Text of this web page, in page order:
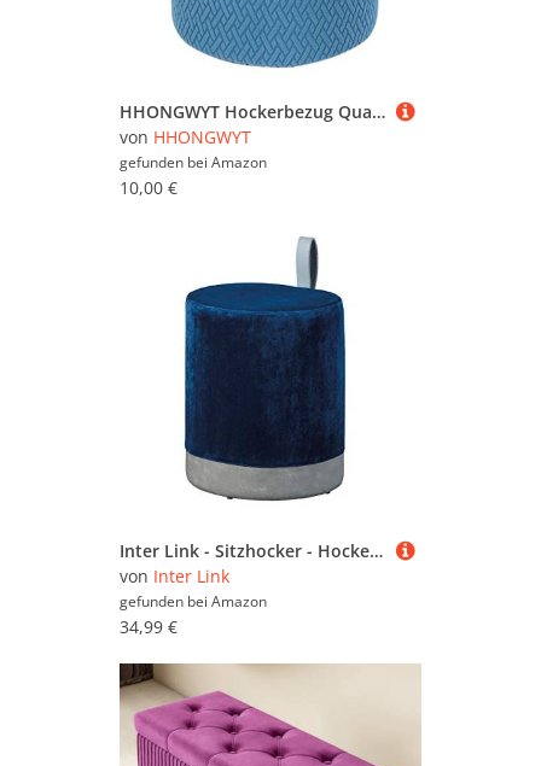
HHONGWYT Hockerbezug Quadratisch/Rund 30x30cm Ottomane Schonbezug Hocker Husse Stretch Sitzhocker Bezug Ottomane Abdeckung Überzug Hocker Protector Waschbar Hockerabdeckung,A11,1pieces
von HHONGWYT
gefunden bei Amazon
10,00 €
Inter Link - Sitzhocker - Hocker mit Stauraum - Wäschehocker - Pouf aus blauem und grauem Samt - mit Kunstledergriff - Osane
von Inter Link
gefunden bei Amazon
34,99 €